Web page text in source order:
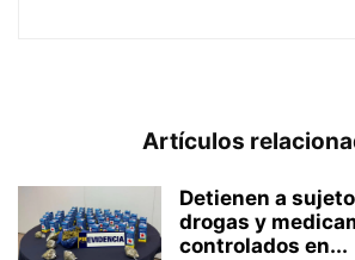
Artículos
Detienen a
drogas y
controlados en...